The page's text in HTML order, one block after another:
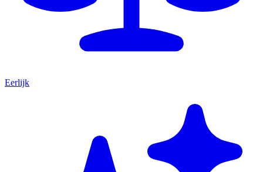
Eerlijk